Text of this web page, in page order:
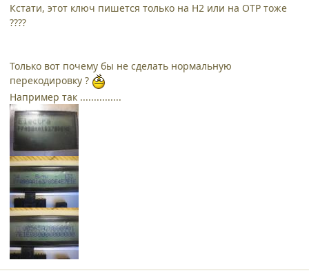
Кстати, этот ключ пишется только на H2 или на OTP тоже
????
Только вот почему бы не сделать нормальную
перекодировку ?
Например так ...............